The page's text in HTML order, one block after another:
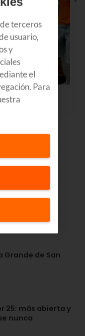
fiestas
Grande de San
25: más abierta y
nunca
terceros
usuario,
y
el
Para